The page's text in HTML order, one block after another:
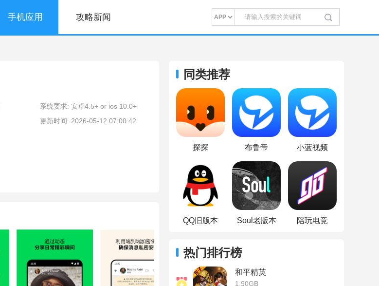
手机应用 攻略新闻
系统要求: 安卓4.5+ or ios 10.0+
更新时间: 2026-05-12 07:00:42
同类推荐
探探 布鲁帝 小蓝视频
QQ旧版本 Soul老版本 陪玩电竞
热门排行榜
和平精英
1.90GB